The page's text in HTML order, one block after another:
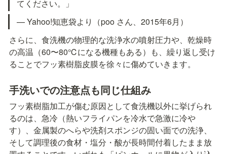
てください。」
— Yahoo!知恵袋より（poo さん、2015年6月）
さらに、食洗機の物理的な洗浄水の噴射圧力や、乾燥時
の高温（60〜80℃になる機種もある）も、繰り返し受け
ることでフッ素樹脂皮膜を徐々に傷めていきます。
手洗いでの注意点も同じ仕組み
フッ素樹脂加工が傷む原因として食洗機以外に挙げられ
るのは、急冷（熱いフライパンを冷水で急激に冷や
す）、金属製のへらや洗剤スポンジの固い面での洗浄、
そして調理後の食材・塩分・酸が長時間付着したまま放